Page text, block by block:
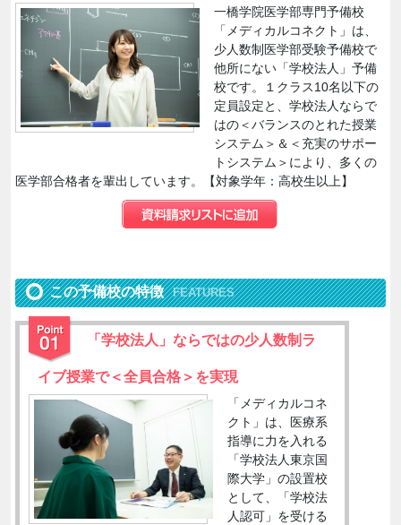
一橋学院医学部専門予備校
「メディカルコネクト」は、
少人数制医学部受験予備校で
他所にない「学校法人」予備
校です。１クラス10名以下の
定員設定と、学校法人ならで
はの＜バランスのとれた授業
システム＞＆＜充実のサポー
トシステム＞により、多くの
医学部合格者を輩出しています。【対象学年：高校生以上】
この予備校の特徴 FEATURES
「学校法人」ならではの少人数制ラ
イブ授業で＜全員合格＞を実現
「メディカルコネ
クト」は、医療系
指導に力を入れる
「学校法人東京国
際大学」の設置校
として、「学校法
人認可」を受ける